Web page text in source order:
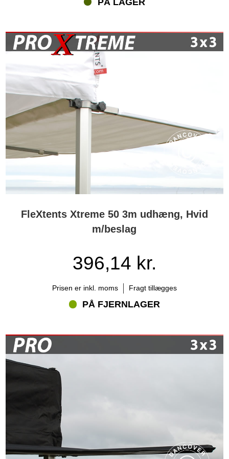
FleXtents Xtreme 50 3m udhæng, Hvid
m/beslag
396,14 kr.
Prisen er inkl. moms Fragt tillægges
PÅ FJERNLAGER